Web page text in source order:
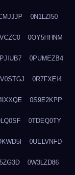
0N1LZI50
0OY5HHNM
0PUMEZB4
0R7FXEI4
0S9E2KPP
0TDEQ0TY
0UELVNFD
0W3LZD86